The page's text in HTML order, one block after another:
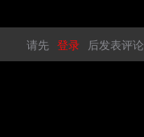
请先 登录 后发表评论